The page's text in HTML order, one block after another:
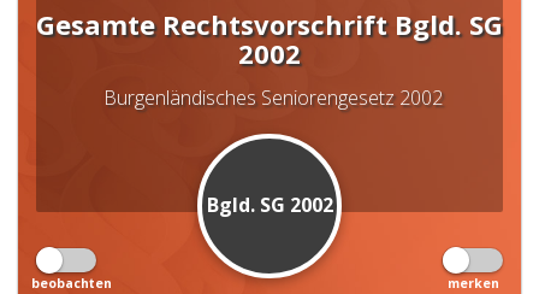
Gesamte Rechtsvorschrift Bgld. SG
2002
Burgenländisches Seniorengesetz 2002
Bgld. SG 2002
beobachten merken